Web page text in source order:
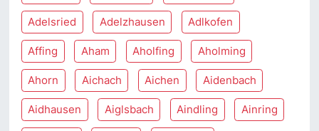
Adelsried Adelzhausen Adlkofen
Affing Aham Aholfing Aholming
Ahorn Aichach Aichen Aidenbach
Aidhausen Aiglsbach Aindling Ainring